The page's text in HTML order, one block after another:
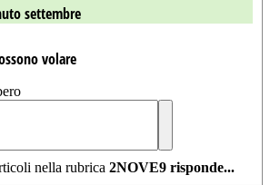
settembre
volare
nella rubrica 2NOVE9 risponde...